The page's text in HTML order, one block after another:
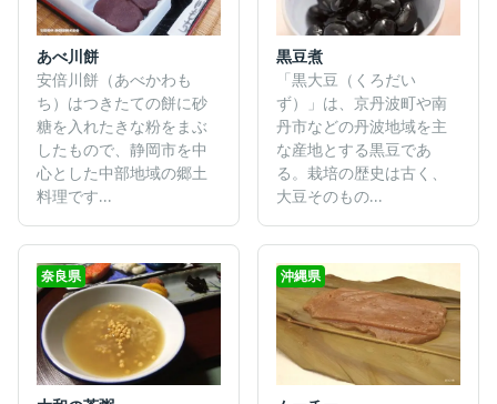
あべ川餅
安倍川餅（あべかわも
ち）はつきたての餅に砂
糖を入れたきな粉をまぶ
したもので、静岡市を中
心とした中部地域の郷土
料理です...
黒豆煮
「黒大豆（くろだい
ず）」は、京丹波町や南
丹市などの丹波地域を主
な産地とする黒豆であ
る。栽培の歴史は古く、
大豆そのもの...
奈良県 沖縄県